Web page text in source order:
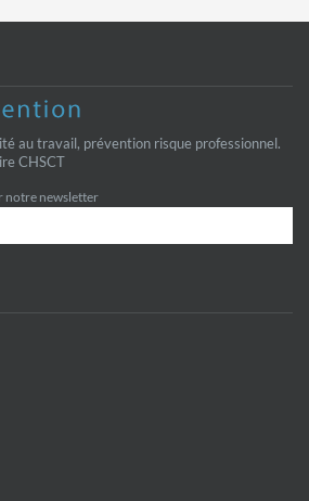
au travail, prévention risque professionnel.
CHSCT
notre newsletter